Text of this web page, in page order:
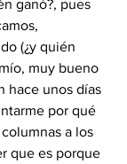
ganó?, pues
(¿y quién
muy bueno
hace unos días
por qué
a los
que es porque